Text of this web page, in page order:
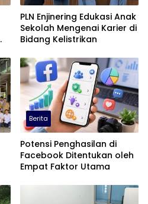
PLN Enjinering Edukasi Anak
Sekolah Mengenai Karier di
Bidang Kelistrikan
Berita
Potensi Penghasilan di
Facebook Ditentukan oleh
Empat Faktor Utama